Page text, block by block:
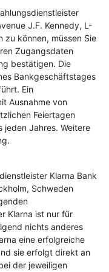
J.F. Kennedy, L-
zu können, müssen Sie
Zugangsdaten
bestätigen. Die
Bankgeschäftstages
Ein
Ausnahme von
Feiertagen
jeden Jahres. Weitere
Klarna Bank
Schweden
Klarna ist nur für
nichts anderes
eine erfolgreiche
sie erfolgt direkt an
der jeweiligen